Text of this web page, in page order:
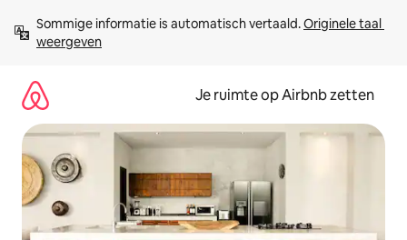
direct
naar
Sommige informatie is automatisch vertaald. Originele taal
weergeven
Je ruimte op Airbnb zetten